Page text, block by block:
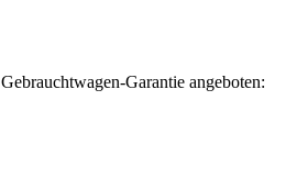
Gebrauchtwagen-Garantie angeboten: